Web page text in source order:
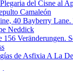
del Cisne al
Camaleón
40 Bayberry Lane.
Neddick
156 Veränderungen.
de Asfixia A La